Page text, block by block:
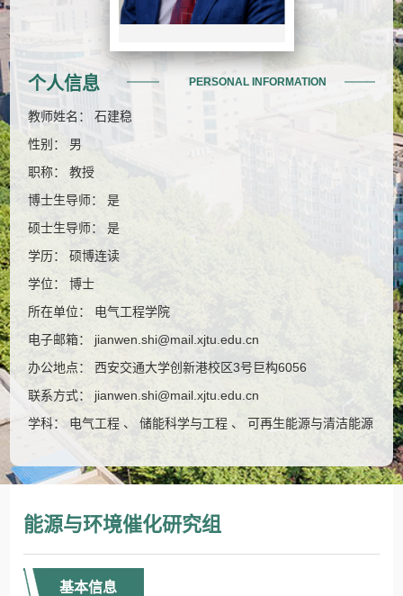
个人信息 PERSONAL INFORMATION
教师姓名： 石建稳
性别： 男
职称： 教授
博士生导师： 是
硕士生导师： 是
学历： 硕博连读
学位： 博士
所在单位： 电气工程学院
电子邮箱： jianwen.shi@mail.xjtu.edu.cn
办公地点： 西安交通大学创新港校区3号巨构6056
联系方式： jianwen.shi@mail.xjtu.edu.cn
学科： 电气工程 、 储能科学与工程 、 可再生能源与清洁能源
能源与环境催化研究组
基本信息